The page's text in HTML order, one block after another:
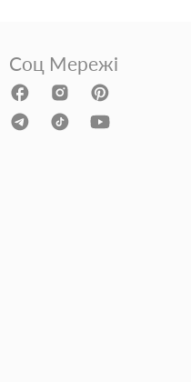
Соц Мережі